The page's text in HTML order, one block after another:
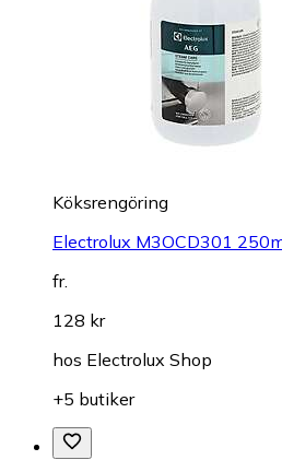
Köksrengöring
Electrolux M3OCD301
fr.
128 kr
hos Electrolux Shop
+5 butiker